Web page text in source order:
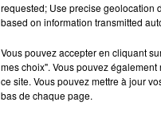
requested; Use precise geolocation
based on information transmitted
Vous pouvez accepter en cliquant
mes choix". Vous pouvez
ce site. Vous pouvez mettre à jour
bas de chaque page.